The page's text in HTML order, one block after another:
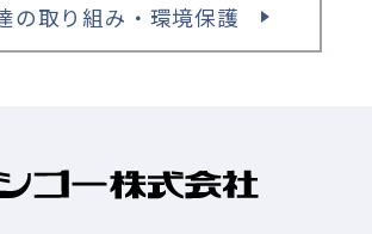
の取り組み・環境保護